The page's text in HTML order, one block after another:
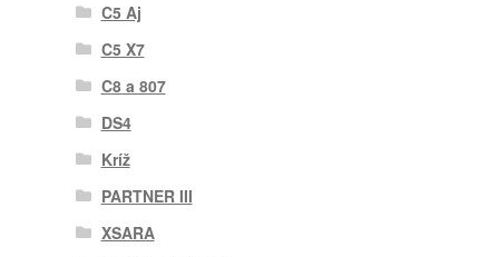
C5 Aj
C5 X7
C8 a 807
DS4
Kríž
PARTNER III
XSARA